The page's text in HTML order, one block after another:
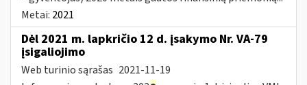
Metai: 2021
Dėl 2021 m. lapkričio 12 d. įsakymo Nr. VA-79
įsigaliojimo
Web turinio sąrašas 2021-11-19